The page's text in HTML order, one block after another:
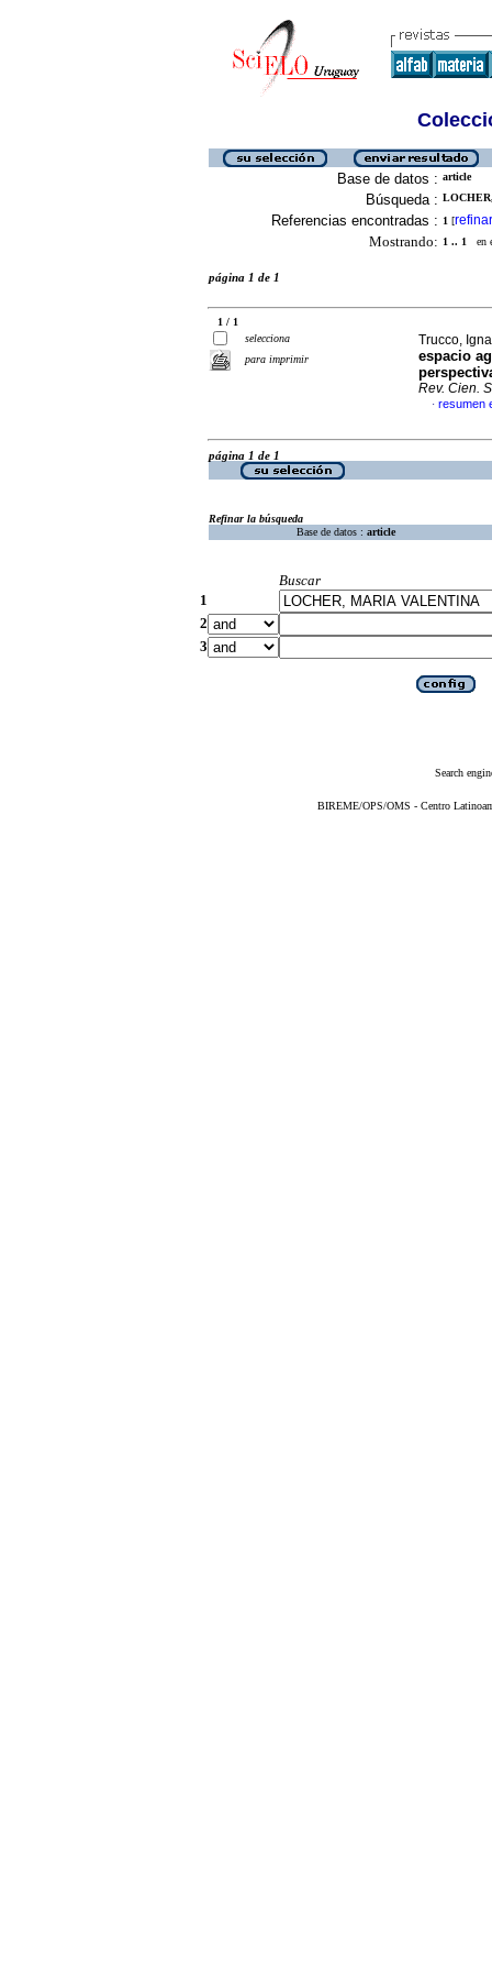
Base de datos : article
Búsqueda :
Referencias encontradas : 1 [refinar
Mostrando: 1 .. 1 en
página 1 de 1
1 / 1
selecciona
para imprimir
Trucco,
espacio
Rev. Cien.
· resumen
página 1 de 1
Refinar la búsqueda
Base de datos : article
Buscar
1
2
3
Search
BIREME/OPS/OMS - Centro